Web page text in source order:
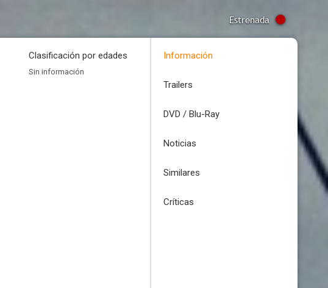
Estrenada
Clasificación por edades
Sin información
Información
Trailers
DVD / Blu-Ray
Noticias
Similares
Críticas